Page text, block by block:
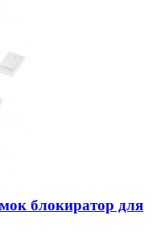
блокиратор для